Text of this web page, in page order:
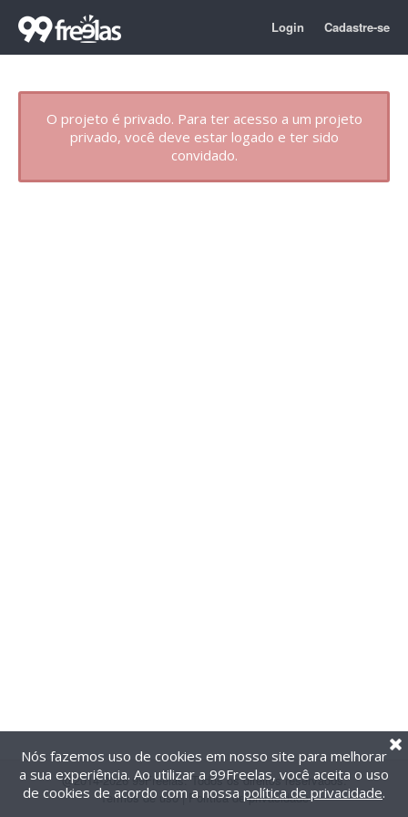
Login Cadastre-se
O projeto é privado. Para ter acesso a um projeto
privado, você deve estar logado e ter sido
convidado.
@2014-2026 99Freelas. Todos os direitos reservados.
Termos de uso| Política de privacidade
Nós fazemos uso de cookies em nosso site para melhorar
a sua experiência. Ao utilizar a 99Freelas, você aceita o uso
de cookies de acordo com a nossa política de privacidade.